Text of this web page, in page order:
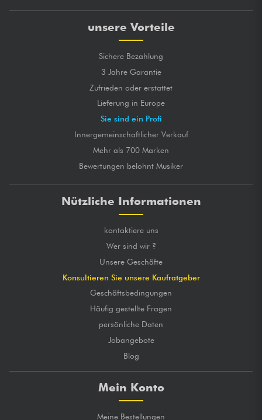
unsere Vorteile
Sichere Bezahlung
3 Jahre Garantie
Zufrieden oder erstattet
Lieferung in Europe
Sie sind ein Profi
Innergemeinschaftlicher Verkauf
Mehr als 700 Marken
Bewertungen belohnt Musiker
Nützliche Informationen
kontaktiere uns
Wer sind wir ?
Unsere Geschäfte
Konsultieren Sie unsere Kaufratgeber
Geschäftsbedingungen
Häufig gestellte Fragen
persönliche Daten
Jobangebote
Blog
Mein Konto
Meine Bestellungen